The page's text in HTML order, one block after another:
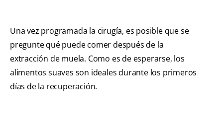
Una vez programada la cirugía, es posible que se
pregunte qué puede comer después de la
extracción de muela. Como es de esperarse, los
alimentos suaves son ideales durante los primeros
días de la recuperación.